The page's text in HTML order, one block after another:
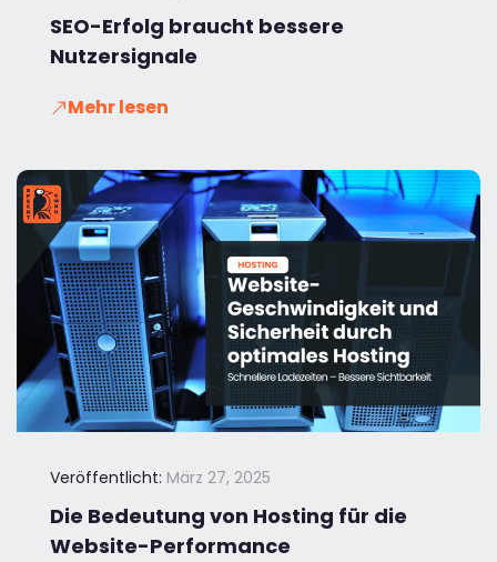
SEO-Erfolg braucht bessere
Nutzersignale
Mehr lesen
Veröffentlicht: März 27, 2025
Die Bedeutung von Hosting für die
Website-Performance